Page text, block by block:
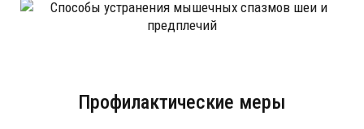
Профилактические меры